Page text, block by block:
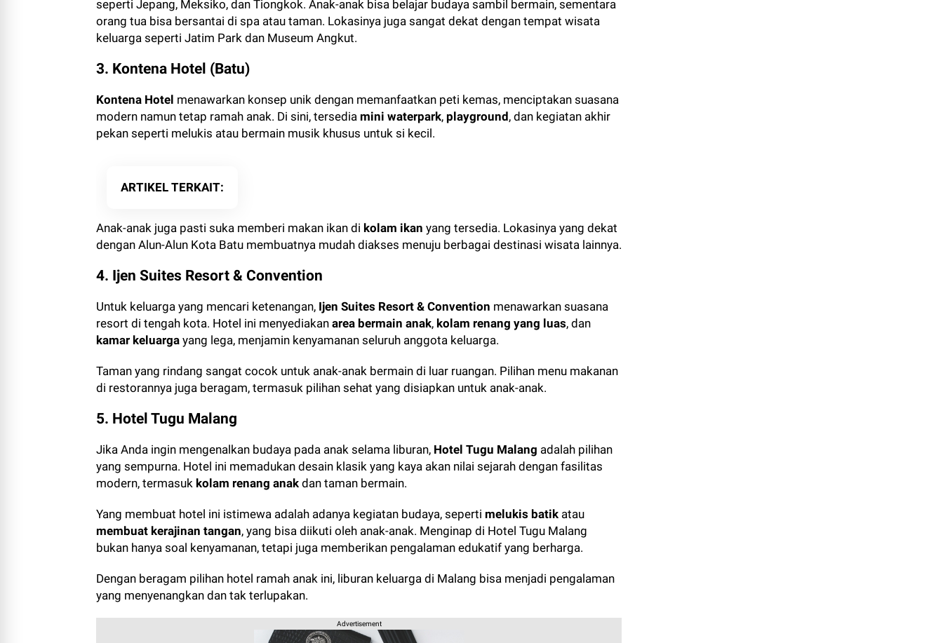
seperti Jepang, Meksiko, dan Tiongkok. Anak-anak bisa belajar budaya sambil bermain, sementara
orang tua bisa bersantai di spa atau taman. Lokasinya juga sangat dekat dengan tempat wisata
keluarga seperti Jatim Park dan Museum Angkut.
3. Kontena Hotel (Batu)
Kontena Hotel menawarkan konsep unik dengan memanfaatkan peti kemas, menciptakan suasana
modern namun tetap ramah anak. Di sini, tersedia mini waterpark, playground, dan kegiatan akhir
pekan seperti melukis atau bermain musik khusus untuk si kecil.
ARTIKEL TERKAIT
Anak-anak juga pasti suka memberi makan ikan di kolam ikan yang tersedia. Lokasinya yang dekat
dengan Alun-Alun Kota Batu membuatnya mudah diakses menuju berbagai destinasi wisata lainnya.
4. Ijen Suites Resort & Convention
Untuk keluarga yang mencari ketenangan, Ijen Suites Resort & Convention menawarkan suasana
resort di tengah kota. Hotel ini menyediakan area bermain anak, kolam renang yang luas, dan
kamar keluarga yang lega, menjamin kenyamanan seluruh anggota keluarga.
Taman yang rindang sangat cocok untuk anak-anak bermain di luar ruangan. Pilihan menu makanan
di restorannya juga beragam, termasuk pilihan sehat yang disiapkan untuk anak-anak.
5. Hotel Tugu Malang
Jika Anda ingin mengenalkan budaya pada anak selama liburan, Hotel Tugu Malang adalah pilihan
yang sempurna. Hotel ini memadukan desain klasik yang kaya akan nilai sejarah dengan fasilitas
modern, termasuk kolam renang anak dan taman bermain.
Yang membuat hotel ini istimewa adalah adanya kegiatan budaya, seperti melukis batik atau
membuat kerajinan tangan, yang bisa diikuti oleh anak-anak. Menginap di Hotel Tugu Malang
bukan hanya soal kenyamanan, tetapi juga memberikan pengalaman edukatif yang berharga.
Dengan beragam pilihan hotel ramah anak ini, liburan keluarga di Malang bisa menjadi pengalaman
yang menyenangkan dan tak terlupakan.
Advertisement